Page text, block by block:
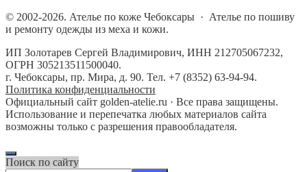
© 2002-2026. Ателье по коже Чебоксары · Ателье по пошиву
и ремонту одежды из меха и кожи.
ИП Золотарев Сергей Владимирович, ИНН 212705067232,
ОГРН 305213511500040.
г. Чебоксары, пр. Мира, д. 90. Тел. +7 (8352) 63-94-94.
Политика конфиденциальности
Официальный сайт golden-atelie.ru · Все права защищены.
Использование и перепечатка любых материалов сайта
возможны только с разрешения правообладателя.
Поиск по сайту